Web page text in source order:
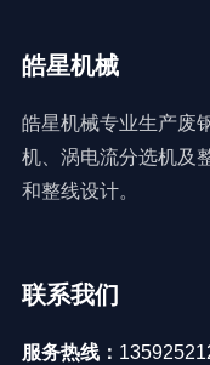
皓星机械
皓星机械专业生产废
机、涡电流分选机及
和整线设计。
联系我们
服务热线：